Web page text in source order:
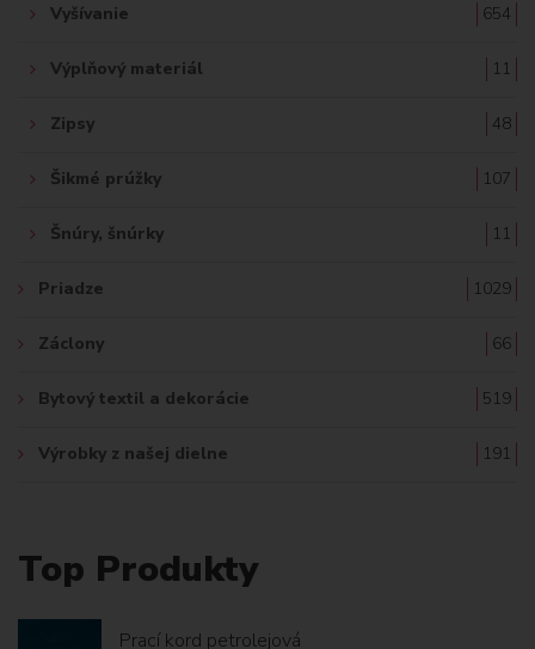
Vyšívanie 654
Výplňový materiál 11
Zipsy 48
Šikmé prúžky 107
Šnúry, šnúrky 11
Priadze 1029
Záclony 66
Bytový textil a dekorácie 519
Výrobky z našej dielne 191
Top Produkty
Prací kord petrolejová